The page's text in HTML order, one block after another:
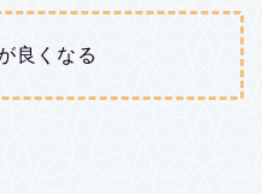
くなる